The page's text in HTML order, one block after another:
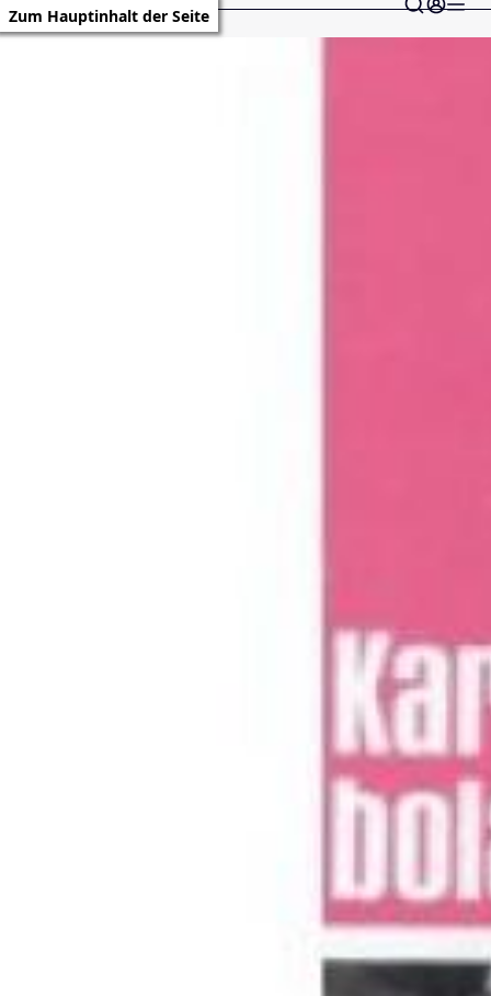
Zum Hauptinhalt der Seite